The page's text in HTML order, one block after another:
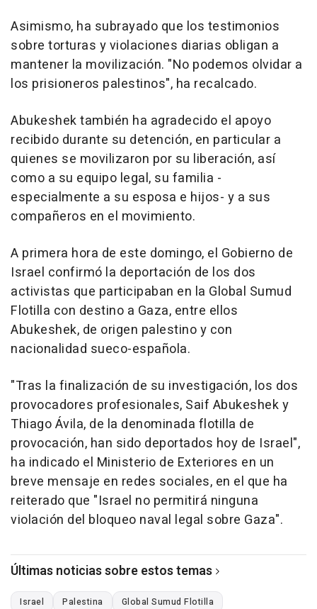
Asimismo, ha subrayado que los testimonios
sobre torturas y violaciones diarias obligan a
mantener la movilización. "No podemos olvidar a
los prisioneros palestinos", ha recalcado.
Abukeshek también ha agradecido el apoyo
recibido durante su detención, en particular a
quienes se movilizaron por su liberación, así
como a su equipo legal, su familia -
especialmente a su esposa e hijos- y a sus
compañeros en el movimiento.
A primera hora de este domingo, el Gobierno de
Israel confirmó la deportación de los dos
activistas que participaban en la Global Sumud
Flotilla con destino a Gaza, entre ellos
Abukeshek, de origen palestino y con
nacionalidad sueco-española.
"Tras la finalización de su investigación, los dos
provocadores profesionales, Saif Abukeshek y
Thiago Ávila, de la denominada flotilla de
provocación, han sido deportados hoy de Israel",
ha indicado el Ministerio de Exteriores en un
breve mensaje en redes sociales, en el que ha
reiterado que "Israel no permitirá ninguna
violación del bloqueo naval legal sobre Gaza".
Últimas noticias sobre estos temas
Israel Palestina Global Sumud Flotilla